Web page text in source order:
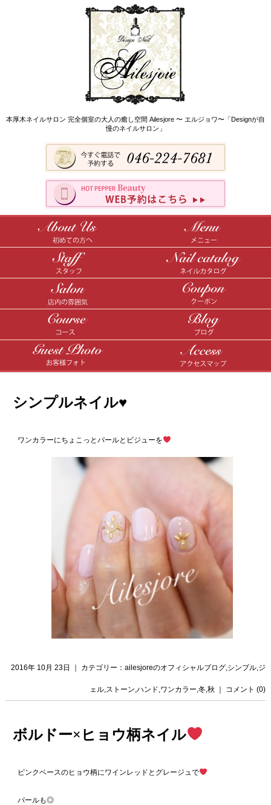
本厚木ネイルサロン 完全個室の大人の癒し空間 Ailesjore 〜 エルジョワ〜「Designが自
慢のネイルサロン」
シンプルネイル♥️
ワンカラーにちょこっとパールとビジューを
2016年 10月 23日 ｜ カテゴリー：ailesjoreのオフィシャルブログ,シンプル,ジ
ェル,ストーン,ハンド,ワンカラー,冬,秋 コメント (0)
ボルドー×ヒョウ柄ネイル
ピンクベースのヒョウ柄にワインレッドとグレージュで
パールも◎